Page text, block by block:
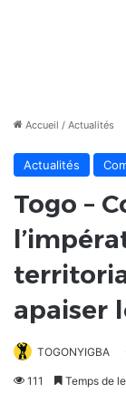
Accueil / Actualités
Actualités
Togo –
apaiser
TOGONYIGBA
111 Temps de